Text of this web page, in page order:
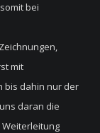
bei
mit
bis dahin nur der
daran die
Weiterleitung